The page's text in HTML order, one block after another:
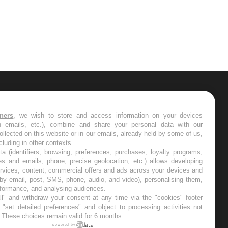
les semaines les meilleures
, we wish to store and access information on your devices
emails, etc.), combine and share your personal data with our
on this website or in our emails, already held by some of us,
in other contexts.
(identifiers, browsing, preferences, purchases, loyalty programs,
and emails, phone, precise geolocation, etc.) allows developing
content, commercial offers and ads across your devices and
email, post, SMS, phone, audio, and video), personalising them,
and analysing audiences.
and withdraw your consent at any time via the "cookies" footer
detailed preferences" and object to processing activities not
choices remain valid for 6 months.
powered by